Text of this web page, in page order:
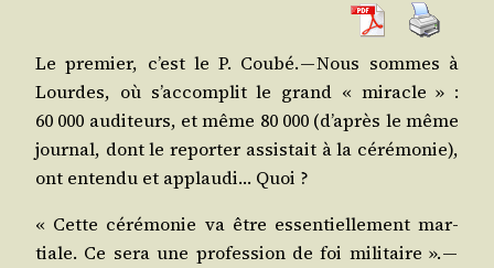
Le pre­mier, c’est le P. Cou­bé. — Nous sommes à
Lourdes, où s’ac­com­plit le grand « miracle » :
60 000 audi­teurs, et même 80 000 (d’a­près le même
jour­nal, dont le repor­ter assis­tait à la céré­mo­nie),
ont enten­du et applau­di… Quoi ?
« Cette céré­mo­nie va être essen­tiel­le­ment mar­
tiale. Ce sera une pro­fes­sion de foi mili­taire ». —